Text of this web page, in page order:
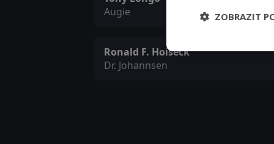
Augie
Ronald F. Hoiseck
Dr. Johannsen
ZOBRAZIT